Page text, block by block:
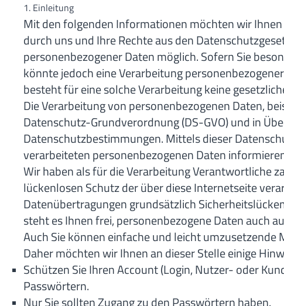
1. Einleitung
Mit den folgenden Informationen möchten wir
durch uns und Ihre Rechte aus den
personenbezogener Daten möglich. Sofern Sie
könnte jedoch eine Verarbeitung
besteht für eine solche Verarbeitung keine
Die Verarbeitung von personenbezogenen Daten,
Datenschutz-Grundverordnung (DS-GVO) und in
Datenschutzbestimmungen. Mittels dieser
verarbeiteten personenbezogenen Daten
Wir haben als für die Verarbeitung Verantwortliche
lückenlosen Schutz der über diese Internetseite
Datenübertragungen grundsätzlich
steht es Ihnen frei, personenbezogene Daten auch
Auch Sie können einfache und leicht
Daher möchten wir Ihnen an dieser Stelle einige
Schützen Sie Ihren Account (Login, Nutzer- oder
Passwörtern.
Nur Sie sollten Zugang zu den Passwörtern haben.